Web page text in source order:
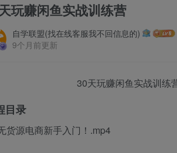
玩赚闲鱼实战训练营
自学联盟(找在线客服我不回信息的)
9个月前更新
30天玩赚闲鱼实战训练
目录
货源电商新手入门！.mp4